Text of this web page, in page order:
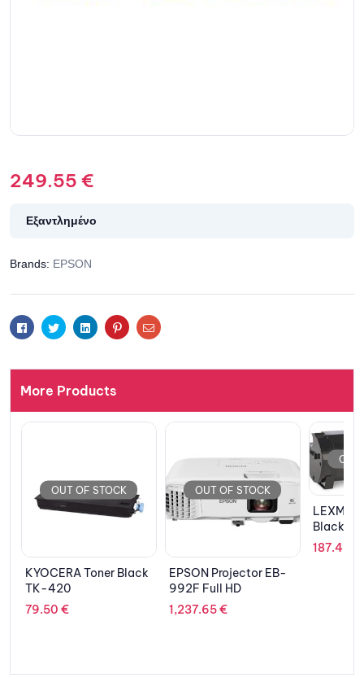
249.55 €
Εξαντλημένο
Brands: EPSON
FacebookTwitterLinkedinPinterestEmail
More Products
OUT OF STOCK
EPSON Projector EB-
992F Full HD
1,237.65
OUT OF STOCK
LEXMARK Toner High
Black 51F2H00